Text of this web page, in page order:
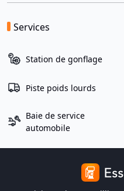
Services
Station de gonflage
Piste poids lourds
Baie de service
automobile